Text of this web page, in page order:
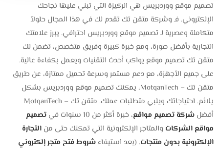
تصميم موقع ووردبريس هي الركيزة التي تبني عليها نجاحك
الإلكتروني. فـ وشركة متقن تك تقدم لك في هذا المجال حلولاً
متكاملة وعصرية لـ تصميم موقع ووردبريس احترافي. يبرز علامتك
التجارية بأفضل صورة، ومع خبرة كبيرة وفريق متخصص، تضمن لك
متقن تك تصميم موقع يواكب أحدث التقنيات ويعمل بكفاءة عالية.
على جميع الأجهزة، مع دعم مستمر وسرعة تحميل ممتازة، عن طريق
متقن تك – MotqanTech، يمكنك تصميم موقع ووردبريس بشكل
يلائم. احتياجاتك ويلبي متطلبات عملك. متقن تك – MotqanTech
أفضلشركة تصميم مواقع، خبرة أكثر من 10 سنوات في
تصميم
مواقع الشركات والمتاجر الإلكترونية التي تمكنك حتى منالتجارة
الإلكترونية بدون منتجات. (بعد استيفاءشروط فتح متجر إلكتروني